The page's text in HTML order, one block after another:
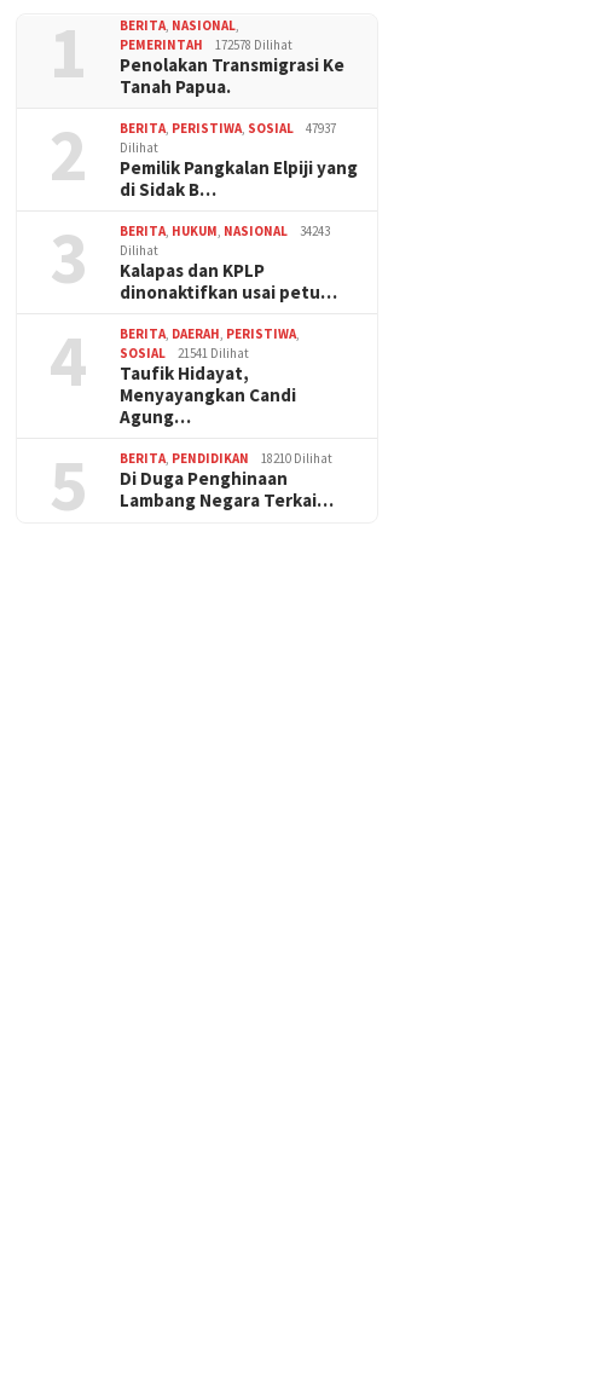
1 BERITA, NASIONAL,
PEMERINTAH
172578 Dilihat
Penolakan Transmigrasi Ke
Tanah Papua.
2 BERITA, PERISTIWA, SOSIAL
47937
Dilihat
Pemilik Pangkalan Elpiji yang
di Sidak B…
3 BERITA, HUKUM, NASIONAL
34243
Dilihat
Kalapas dan KPLP
dinonaktifkan usai petu…
4 BERITA, DAERAH, PERISTIWA,
SOSIAL
21541 Dilihat
Taufik Hidayat,
Menyayangkan Candi
Agung…
5 BERITA, PENDIDIKAN 18210 Dilihat
Di Duga Penghinaan
Lambang Negara Terkai…